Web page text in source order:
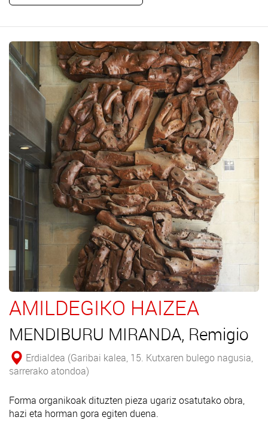
AMILDEGIKO HAIZEA
MENDIBURU MIRANDA, Remigio
Erdialdea (Garibai kalea, 15. Kutxaren bulego nagusia,
sarrerako atondoa)
Forma organikoak dituzten pieza ugariz osatutako obra,
hazi eta horman gora egiten duena.